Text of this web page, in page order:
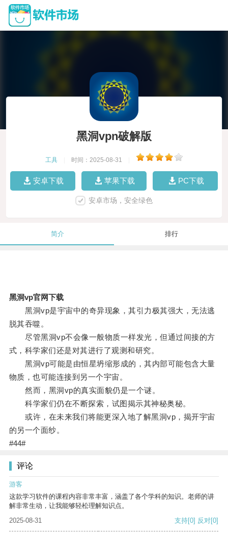
黑洞vpn破解版
工具 时间：2025-08-31
安卓下载 苹果下载 PC下载
安卓市场，安全绿色
简介 排行
黑洞vp官网下载
黑洞vp是宇宙中的奇异现象，其引力极其强大，无法逃
脱其吞噬。
尽管黑洞vp不会像一般物质一样发光，但通过间接的方
式，科学家们还是对其进行了观测和研究。
黑洞vp可能是由恒星坍缩形成的，其内部可能包含大量
物质，也可能连接到另一个宇宙。
然而，黑洞vp的真实面貌仍是一个谜。
科学家们仍在不断探索，试图揭示其神秘奥秘。
或许，在未来我们将能更深入地了解黑洞vp，揭开宇宙
的另一个面纱。
#44#
评论
游客
这款学习软件的课程内容非常丰富，涵盖了各个学科的知识。老师的讲
解非常生动，让我能够轻松理解知识点。
2025-08-31
支持[0] 反对[0]